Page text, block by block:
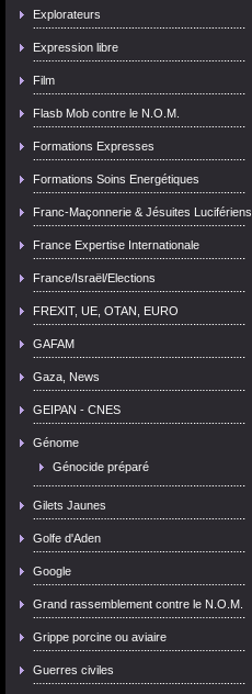
Explorateurs
Expression libre
Film
Flasb Mob contre le N.O.M.
Formations Expresses
Formations Soins Energétiques
Franc-Maçonnerie & Jésuites Lucifériens
France Expertise Internationale
France/Israël/Elections
FREXIT, UE, OTAN, EURO
GAFAM
Gaza, News
GEIPAN - CNES
Génome
Génocide préparé
Gilets Jaunes
Golfe d'Aden
Google
Grand rassemblement contre le N.O.M.
Grippe porcine ou aviaire
Guerres civiles